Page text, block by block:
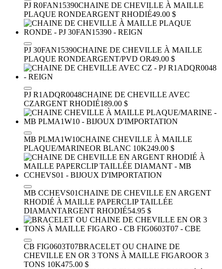
PJ R0FAN15390CHAINE DE CHEVILLE À MAILLE
PLAQUE RONDEARGENT RHODIÉ49.00 $
PJ 30FAN15390CHAINE DE CHEVILLE À MAILLE
PLAQUE RONDEARGENT/PVD OR49.00 $
PJ R1ADQR0048CHAINE DE CHEVILLE AVEC
CZARGENT RHODIÉ189.00 $
MB PLMA1W10CHAINE CHEVILLE À MAILLE
PLAQUE/MARINEOR BLANC 10K249.00 $
MB CCHEVS01CHAINE DE CHEVILLE EN ARGENT
RHODIÉ À MAILLE PAPERCLIP TAILLÉE
DIAMANTARGENT RHODIÉ54.95 $
CB FIG0603T07BRACELET OU CHAINE DE
CHEVILLE EN OR 3 TONS À MAILLE FIGAROOR 3
TONS 10K475.00 $